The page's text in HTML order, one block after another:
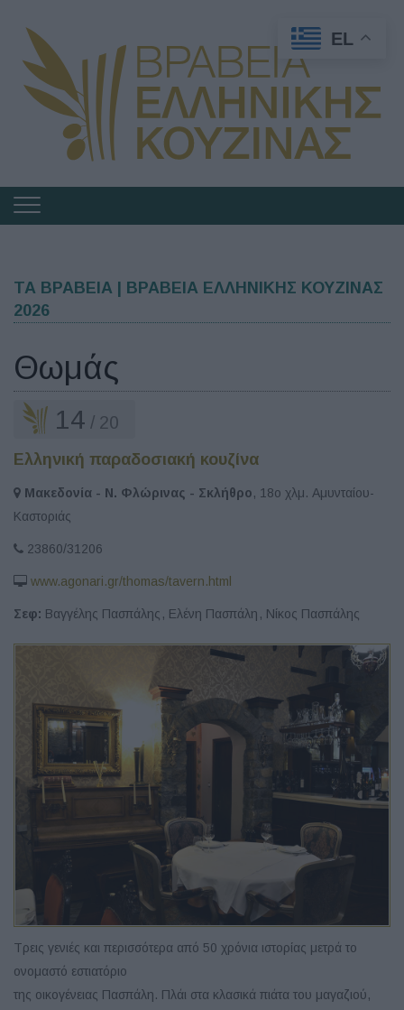
Πλοήγηση
Ελληνικής
Κουζίνας
ΤΑ ΒΡΑΒΕΙΑ | ΒΡΑΒΕΙΑ ΕΛΛΗΝΙΚΗΣ ΚΟΥΖΙΝΑΣ
2026
Θωμάς
14 / 20
Ελληνική παραδοσιακή κουζίνα
Μακεδονία - Ν. Φλώρινας - Σκλήθρο, 18ο χλμ. Αμυνταίου-
Καστοριάς
23860/31206
www.agonari.gr/thomas/tavern.html
Σεφ: Βαγγέλης Πασπάλης, Ελένη Πασπάλη, Νίκος Πασπάλης
Τρεις γενιές και περισσότερα από 50 χρόνια ιστορίας μετρά το
ονομαστό εστιατόριο
της οικογένειας Πασπάλη. Πλάι στα κλασικά πιάτα του μαγαζιού,
EL